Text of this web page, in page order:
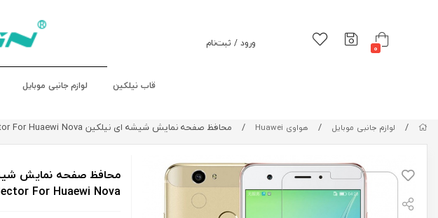
0 ورود / ثبت‌نام
قاب نیلکین لوازم جانبی موبایل
/ لوازم جانبی موبایل / هواوی Huawei / محافظ صفحه نمایش شیشه ای نیلکین Nillkin Amazing H Glass Screen Protector For Huaewi Nova
For Huaewi Nova